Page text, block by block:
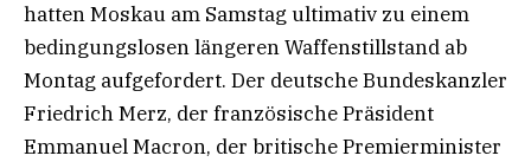
hatten Moskau am Samstag ultimativ zu einem
bedingungslosen längeren Waffenstillstand ab
Montag aufgefordert. Der deutsche Bundeskanzler
Friedrich Merz, der französische Präsident
Emmanuel Macron, der britische Premierminister